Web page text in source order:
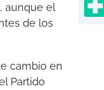
aunque el
de los
cambio en
Partido